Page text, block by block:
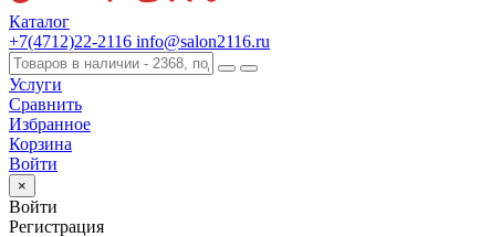
Каталог
+7(4712)22-2116 info@salon2116.ru
Услуги
Сравнить
Избранное
Корзина
Войти
×
Войти
Регистрация